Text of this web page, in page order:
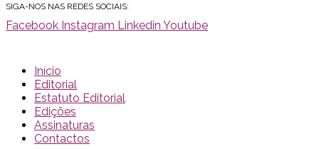
SIGA-NOS NAS REDES SOCIAIS:
Facebook Instagram Linkedin Youtube
Início
Editorial
Estatuto Editorial
Edições
Assinaturas
Contactos